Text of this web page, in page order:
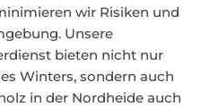
wir Risiken und
Unsere
bieten nicht nur
Winters, sondern auch
in der Nordheide auch